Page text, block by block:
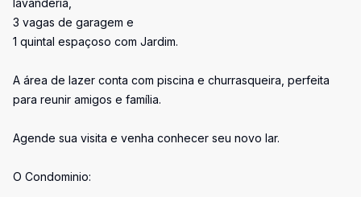
lavanderia,
3 vagas de garagem e
1 quintal espaçoso com Jardim.
A área de lazer conta com piscina e churrasqueira, perfeita
para reunir amigos e família.
Agende sua visita e venha conhecer seu novo lar.
O Condominio: